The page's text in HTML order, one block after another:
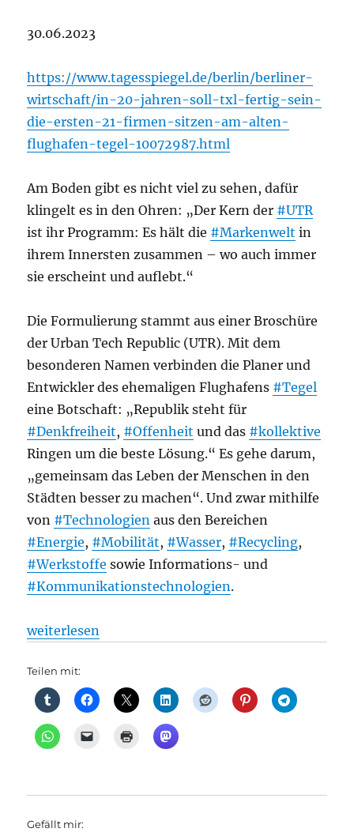
30.06.2023
https://www.tagesspiegel.de/berlin/berliner-
wirtschaft/in-20-jahren-soll-txl-fertig-sein-
die-ersten-21-firmen-sitzen-am-alten-
flughafen-tegel-10072987.html
Am Boden gibt es nicht viel zu sehen, dafür
klingelt es in den Ohren: „Der Kern der #UTR
ist ihr Programm: Es hält die #Markenwelt in
ihrem Innersten zusammen – wo auch immer
sie erscheint und auflebt.“
Die Formulierung stammt aus einer Broschüre
der Urban Tech Republic (UTR). Mit dem
besonderen Namen verbinden die Planer und
Entwickler des ehemaligen Flughafens #Tegel
eine Botschaft: „Republik steht für
#Denkfreiheit, #Offenheit und das #kollektive
Ringen um die beste Lösung.“ Es gehe darum,
„gemeinsam das Leben der Menschen in den
Städten besser zu machen“. Und zwar mithilfe
von #Technologien aus den Bereichen
#Energie, #Mobilität, #Wasser, #Recycling,
#Werkstoffe sowie Informations- und
#Kommunikationstechnologien.
„Flughäfen: In 20 Jahren soll TXL fertig sein: Die
weiterlesen
Teilen mit:
Gefällt mir: